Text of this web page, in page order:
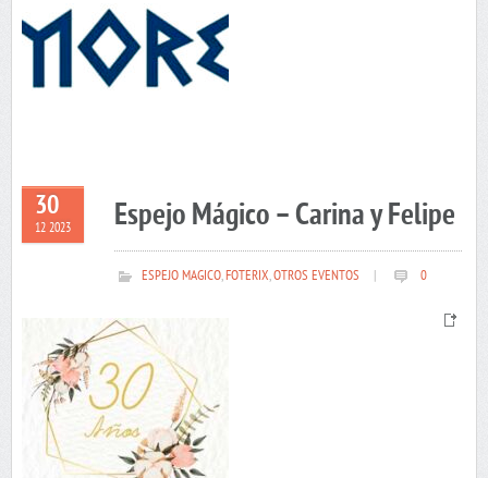
30
12 2023 Espejo Mágico – Carina y Felipe
ESPEJO MAGICO,FOTERIX,OTROS EVENTOS 0